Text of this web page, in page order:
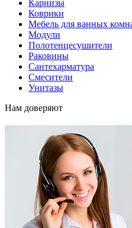
Карнизы
Коврики
Мебель для ванных
Модули
Полотенцесушители
Раковины
Сантехарматура
Смесители
Унитазы
Нам доверяют